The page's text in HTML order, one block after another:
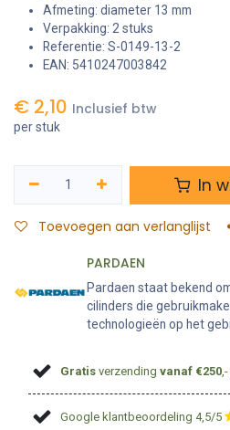
Afmeting: diameter 13 mm
Verpakking: 2 stuks
Referentie: S-0149-13-2
EAN: 5410247003842
€ 2,10 Inclusief btw
per stuk
In
Toevoegen aan verlanglijst
PARDAEN
Pardaen staat bekend
cilinders die
technologieën op het
Gratis verzendingvanaf €250
Google klantbeoordeling 4,5/5 ​